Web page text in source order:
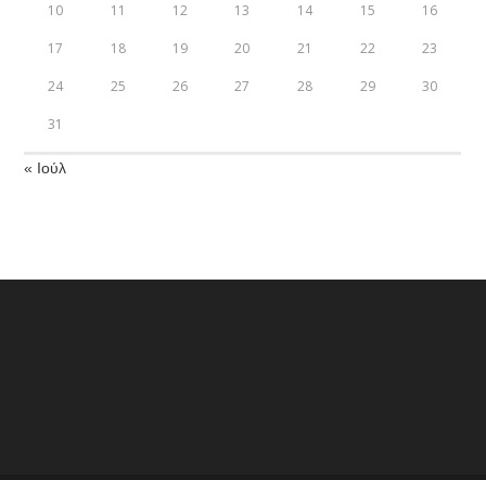
10 11 12 13 14 15 16
17 18 19 20 21 22 23
24 25 26 27 28 29 30
31
« Ιούλ